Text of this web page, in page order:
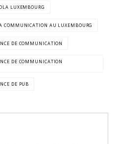
LUXEMBOURG
COMMUNICATION AU LUXEMBOURG
DE COMMUNICATION
DE COMMUNICATION
DE PUB